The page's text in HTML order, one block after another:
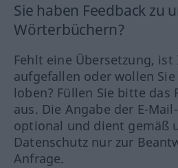
Sie haben Feedback zu
Wörterbüchern?
Fehlt eine Übersetzung,
aufgefallen oder wollen
loben? Füllen Sie bitte das
aus. Die Angabe der E-
optional und dient gemäß
Datenschutz nur zur
Anfrage.